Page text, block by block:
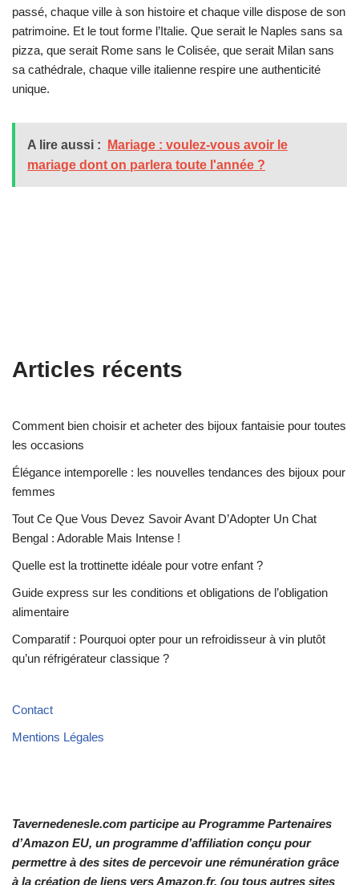
passé, chaque ville à son histoire et chaque ville dispose de son
patrimoine. Et le tout forme l’Italie. Que serait le Naples sans sa
pizza, que serait Rome sans le Colisée, que serait Milan sans
sa cathédrale, chaque ville italienne respire une authenticité
unique.
A lire aussi :
Mariage : voulez-vous avoir le
mariage dont on parlera toute l'année ?
Articles récents
Comment bien choisir et acheter des bijoux fantaisie pour toutes
les occasions
Élégance intemporelle : les nouvelles tendances des bijoux pour
femmes
Tout Ce Que Vous Devez Savoir Avant D’Adopter Un Chat
Bengal : Adorable Mais Intense !
Quelle est la trottinette idéale pour votre enfant ?
Guide express sur les conditions et obligations de l’obligation
alimentaire
Comparatif : Pourquoi opter pour un refroidisseur à vin plutôt
qu’un réfrigérateur classique ?
Contact
Mentions Légales
Tavernedenesle.com participe au Programme Partenaires
d’Amazon EU, un programme d’affiliation conçu pour
permettre à des sites de percevoir une rémunération grâce
à la création de liens vers Amazon.fr. (ou tous autres sites